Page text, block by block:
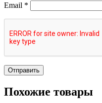
Email *
Похожие товары